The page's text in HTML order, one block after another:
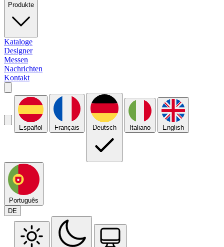
Produkte
Kataloge
Designer
Messen
Nachrichten
Kontakt
Español Français Deutsch Italiano English
Português
DE